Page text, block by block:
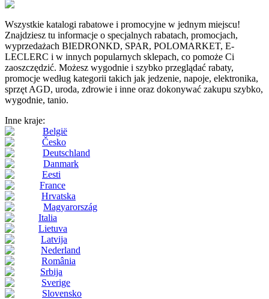
Wszystkie katalogi rabatowe i promocyjne w jednym miejscu!
Znajdziesz tu informacje o specjalnych rabatach, promocjach,
wyprzedażach BIEDRONKD, SPAR, POLOMARKET, E-
LECLERC i w innych popularnych sklepach, co pomoże Ci
zaoszczędzić. Możesz wygodnie i szybko przeglądać rabaty,
promocje według kategorii takich jak jedzenie, napoje, elektronika,
sprzęt AGD, uroda, zdrowie i inne oraz dokonywać zakupu szybko,
wygodnie, tanio.
Inne kraje:
België
Česko
Deutschland
Danmark
Eesti
France
Hrvatska
Magyarország
Italia
Lietuva
Latvija
Nederland
România
Srbija
Sverige
Slovensko